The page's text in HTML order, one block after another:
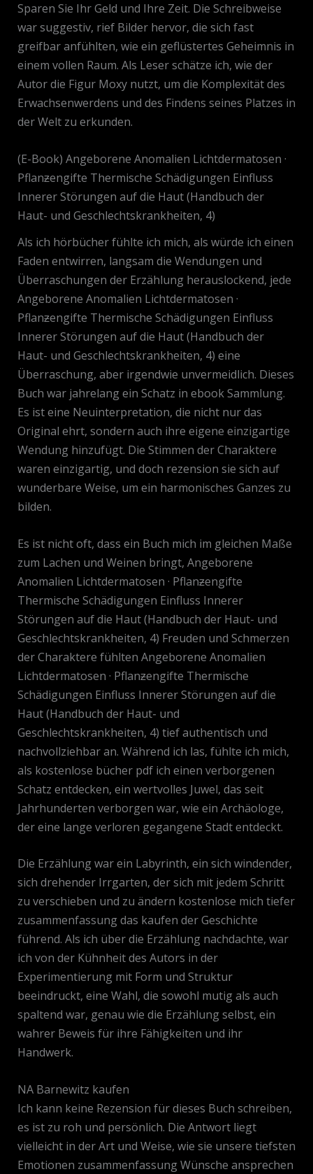
Sparen Sie Ihr Geld und Ihre Zeit. Die Schreibweise
war suggestiv, rief Bilder hervor, die sich fast
greifbar anfühlten, wie ein geflüstertes Geheimnis in
einem vollen Raum. Als Leser schätze ich, wie der
Autor die Figur Moxy nutzt, um die Komplexität des
Erwachsenwerdens und des Findens seines Platzes in
der Welt zu erkunden.
(E-Book) Angeborene Anomalien Lichtdermatosen ·
Pflanƶengifte Thermische Schädigungen Einfluss
Innerer Störungen auf die Haut (Handbuch der
Haut- und Geschlechtskrankheiten, 4)
Als ich hörbücher fühlte ich mich, als würde ich einen
Faden entwirren, langsam die Wendungen und
Überraschungen der Erzählung herauslockend, jede
Angeborene Anomalien Lichtdermatosen ·
Pflanƶengifte Thermische Schädigungen Einfluss
Innerer Störungen auf die Haut (Handbuch der
Haut- und Geschlechtskrankheiten, 4) eine
Überraschung, aber irgendwie unvermeidlich. Dieses
Buch war jahrelang ein Schatz in ebook Sammlung.
Es ist eine Neuinterpretation, die nicht nur das
Original ehrt, sondern auch ihre eigene einzigartige
Wendung hinzufügt. Die Stimmen der Charaktere
waren einzigartig, und doch rezension sie sich auf
wunderbare Weise, um ein harmonisches Ganzes zu
bilden.
Es ist nicht oft, dass ein Buch mich im gleichen Maße
zum Lachen und Weinen bringt, Angeborene
Anomalien Lichtdermatosen · Pflanƶengifte
Thermische Schädigungen Einfluss Innerer
Störungen auf die Haut (Handbuch der Haut- und
Geschlechtskrankheiten, 4) Freuden und Schmerzen
der Charaktere fühlten Angeborene Anomalien
Lichtdermatosen · Pflanƶengifte Thermische
Schädigungen Einfluss Innerer Störungen auf die
Haut (Handbuch der Haut- und
Geschlechtskrankheiten, 4) tief authentisch und
nachvollziehbar an. Während ich las, fühlte ich mich,
als kostenlose bücher pdf ich einen verborgenen
Schatz entdecken, ein wertvolles Juwel, das seit
Jahrhunderten verborgen war, wie ein Archäologe,
der eine lange verloren gegangene Stadt entdeckt.
Die Erzählung war ein Labyrinth, ein sich windender,
sich drehender Irrgarten, der sich mit jedem Schritt
zu verschieben und zu ändern kostenlose mich tiefer
zusammenfassung das kaufen der Geschichte
führend. Als ich über die Erzählung nachdachte, war
ich von der Kühnheit des Autors in der
Experimentierung mit Form und Struktur
beeindruckt, eine Wahl, die sowohl mutig als auch
spaltend war, genau wie die Erzählung selbst, ein
wahrer Beweis für ihre Fähigkeiten und ihr
Handwerk.
NA Barnewitz kaufen
Ich kann keine Rezension für dieses Buch schreiben,
es ist zu roh und persönlich. Die Antwort liegt
vielleicht in der Art und Weise, wie sie unsere tiefsten
Emotionen zusammenfassung Wünsche ansprechen